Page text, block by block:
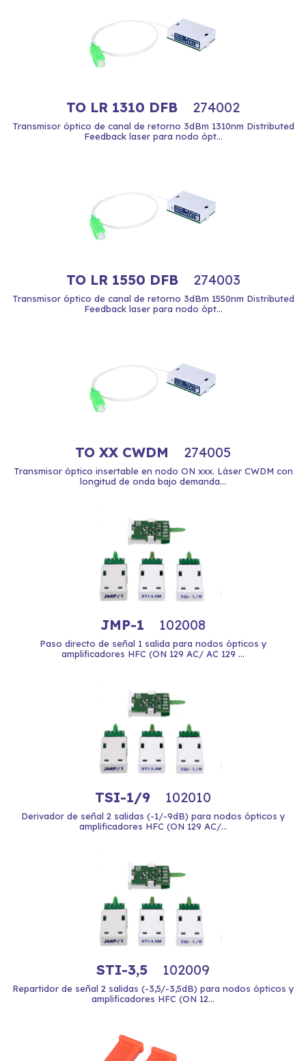
TO LR 1310 DFB 274002
Transmisor óptico de canal de retorno 3dBm 1310nm Distributed
Feedback laser para nodo ópt...
TO LR 1550 DFB 274003
Transmisor óptico de canal de retorno 3dBm 1550nm Distributed
Feedback laser para nodo ópt...
TO XX CWDM 274005
Transmisor óptico insertable en nodo ON xxx. Láser CWDM con
longitud de onda bajo demanda...
JMP-1 102008
Paso directo de señal 1 salida para nodos ópticos y
amplificadores HFC (ON 129 AC/ AC 129 ...
TSI-1/9 102010
Derivador de señal 2 salidas (-1/-9dB) para nodos ópticos y
amplificadores HFC (ON 129 AC/...
STI-3,5 102009
Repartidor de señal 2 salidas (-3,5/-3,5dB) para nodos ópticos y
amplificadores HFC (ON 12...